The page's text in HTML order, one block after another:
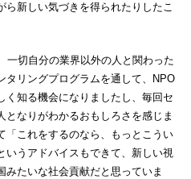
新しい気づきを得られたりしたこ
一切自分の業界以外の人と関わった
タリングプログラムを通して、NPO
く知る機会になりましたし、毎回セ
となりがわかるおもしろさを感じま
「これをするのなら、もっとこうい
いうアドバイスもできて、新しい視
みたいな社会貢献だと思っていま